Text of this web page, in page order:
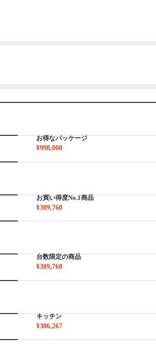
お得なパッケージ
¥998,000
お買い得度No.1商品
¥309,760
台数限定の商品
¥309,760
キッチン
¥306,267